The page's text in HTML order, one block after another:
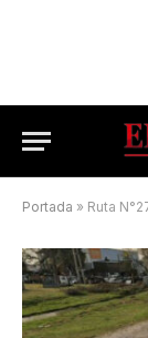
Portada » Ruta